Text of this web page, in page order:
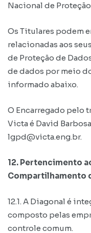
Nacional de
Os Titulares podem
relacionadas aos
de Proteção de
de dados por meio
informado abaixo.
O Encarregado pelo
Victa é David
lgpd@victa.eng.br.
12. Pertencimento
Compartilhamento
12.1. A Diagonal é
composto pelas
controle comum.